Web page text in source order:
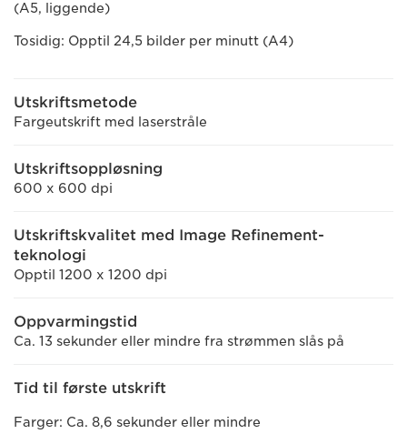
(A5, liggende)
Tosidig: Opptil 24,5 bilder per minutt (A4)
Utskriftsmetode
Fargeutskrift med laserstråle
Utskriftsoppløsning
600 x 600 dpi
Utskriftskvalitet med Image Refinement-
teknologi
Opptil 1200 x 1200 dpi
Oppvarmingstid
Ca. 13 sekunder eller mindre fra strømmen slås på
Tid til første utskrift
Farger: Ca. 8,6 sekunder eller mindre